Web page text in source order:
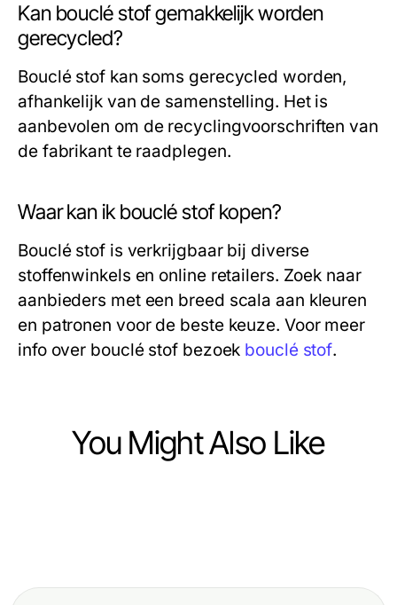
Kan bouclé stof gemakkelijk worden
gerecycled?
Bouclé stof kan soms gerecycled worden,
afhankelijk van de samenstelling. Het is
aanbevolen om de recyclingvoorschriften van
de fabrikant te raadplegen.
Waar kan ik bouclé stof kopen?
Bouclé stof is verkrijgbaar bij diverse
stoffenwinkels en online retailers. Zoek naar
aanbieders met een breed scala aan kleuren
en patronen voor de beste keuze. Voor meer
info over bouclé stof bezoek bouclé stof.
You Might Also Like
Review: What They Don't Tell You
Quality OEM Parts for All Your